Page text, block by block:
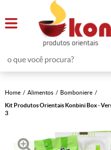
Home Alimentos
Bomboniere
Kit Produtos Orientais Konbini Box -
3